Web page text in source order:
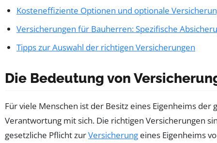
Kosteneffiziente Optionen und optionale
Versicherungen für Bauherren: Spezifische
Tipps zur Auswahl der richtigen Versicherungen
Die Bedeutung von
Für viele Menschen ist der Besitz eines Eigenheims
Verantwortung mit sich. Die richtigen Versicherungen
gesetzliche Pflicht zurVersicherung eines Eigenheims